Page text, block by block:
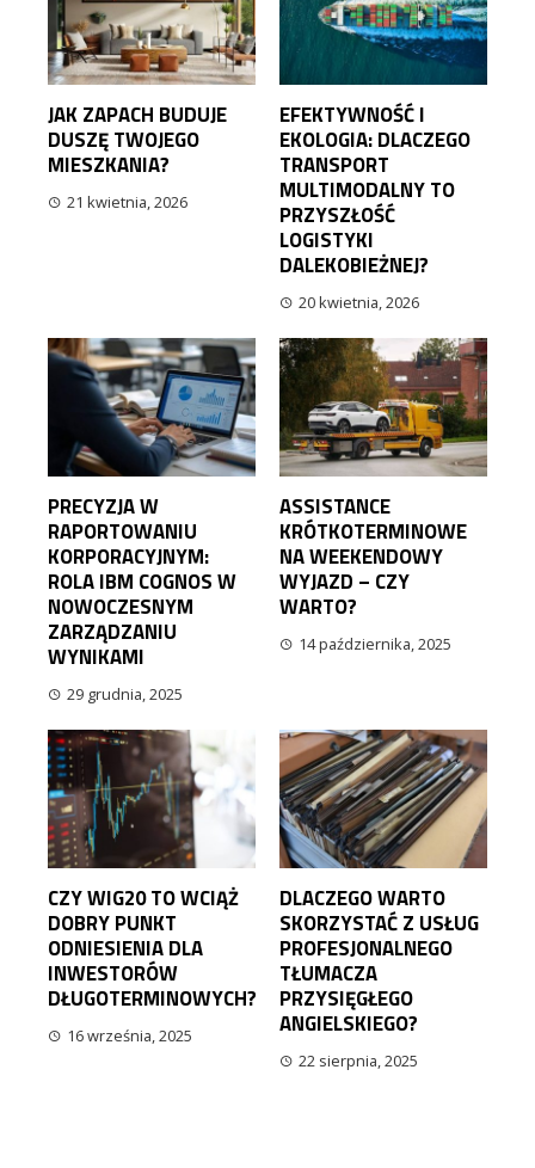
JAK ZAPACH BUDUJE
DUSZĘ TWOJEGO
MIESZKANIA?
21 kwietnia, 2026
EFEKTYWNOŚĆ I
EKOLOGIA: DLACZEGO
TRANSPORT
MULTIMODALNY TO
PRZYSZŁOŚĆ
LOGISTYKI
DALEKOBIEŻNEJ?
20 kwietnia, 2026
PRECYZJA W
RAPORTOWANIU
KORPORACYJNYM:
ROLA IBM COGNOS W
NOWOCZESNYM
ZARZĄDZANIU
WYNIKAMI
29 grudnia, 2025
ASSISTANCE
KRÓTKOTERMINOWE
NA WEEKENDOWY
WYJAZD – CZY
WARTO?
14 października, 2025
CZY WIG20 TO WCIĄŻ
DOBRY PUNKT
ODNIESIENIA DLA
INWESTORÓW
DŁUGOTERMINOWYCH?
16 września, 2025
DLACZEGO WARTO
SKORZYSTAĆ Z USŁUG
PROFESJONALNEGO
TŁUMACZA
PRZYSIĘGŁEGO
ANGIELSKIEGO?
22 sierpnia, 2025